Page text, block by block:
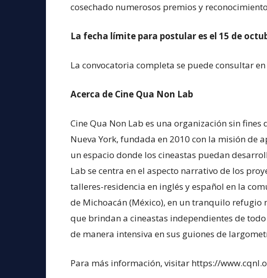
cosechado numerosos premios y reconocimiento
La fecha límite para postular es el 15 de
La convocatoria completa se puede consultar
Acerca de Cine Qua Non Lab
Cine Qua Non Lab es una organización sin
Nueva York, fundada en 2010 con la misión de
un espacio donde los cineastas puedan
Lab se centra en el aspecto narrativo de los
talleres-residencia en inglés y español en la
de Michoacán (México), en un tranquilo
que brindan a cineastas independientes de
de manera intensiva en sus guiones de
Para más información, visitar https://